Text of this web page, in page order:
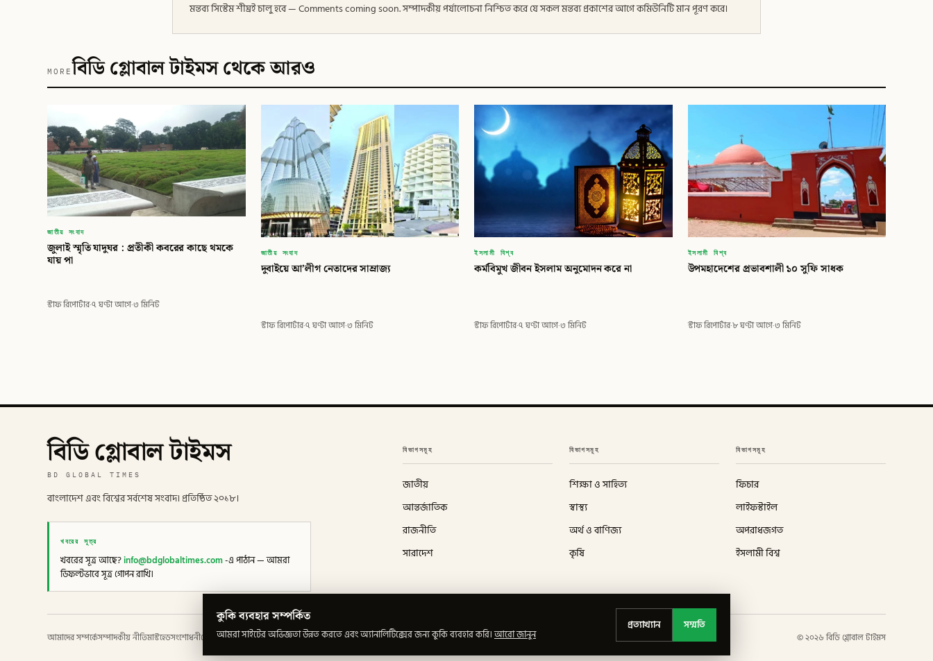
মন্তব্য সিস্টেম শীঘ্রই চালু হবে — Comments coming soon. সম্পাদকীয় পর্যালোচনা নিশ্চিত করে যে সকল মন্তব্য প্রকাশের আগে কমিউনিটি মান পূরণ করে।
MOREবিডি গ্লোবাল টাইমস থেকে আরও
জাতীয় সংবাদ
জুলাই স্মৃতি যাদুঘর : প্রতীকী কবরের কাছে থমকে
যায় পা
স্টাফ রিপোর্টার·৭ ঘণ্টা আগে·৩ মিনিট
জাতীয় সংবাদ
দুবাইয়ে আ’লীগ নেতাদের সাম্রাজ্য
স্টাফ রিপোর্টার·৭ ঘণ্টা আগে·৩ মিনিট
ইসলামী বিশ্ব
কর্মবিমুখ জীবন ইসলাম অনুমোদন করে না
স্টাফ রিপোর্টার·৭ ঘণ্টা আগে·৩ মিনিট
ইসলামী বিশ্ব
উপমহাদেশের প্রভাবশালী ১০ সুফি সাধক
স্টাফ রিপোর্টার·৮ ঘণ্টা আগে·৩ মিনিট
বিডি গ্লোবাল টাইমস
BD GLOBAL TIMES
বাংলাদেশ এবং বিশ্বের সর্বশেষ সংবাদ। প্রতিষ্ঠিত ২০১৮।
খবরের সূত্র
খবরের সূত্র আছে?info@bdglobaltimes.com-এ পাঠান — আমরা
ডিফল্টভাবে সূত্র গোপন রাখি।
বিভাগসমূহ
জাতীয়
আন্তর্জাতিক
রাজনীতি
সারাদেশ
বিভাগসমূহ
শিক্ষা ও সাহিত্য
স্বাস্থ্য
অর্থ ও বাণিজ্য
কৃষি
বিভাগসমূহ
ফিচার
লাইফস্টাইল
অপরাধজগত
ইসলামী বিশ্ব
আমাদের সম্পর্কেসম্পাদকীয় নীতিমাস্টহেডসংশোধনীগোপনীয়তাশর্তাবলী ©২০২৬ বিডি গ্লোবাল টাইমস
কুকি ব্যবহার সম্পর্কিত
আমরা সাইটের অভিজ্ঞতা উন্নত করতে এবং অ্যানালিটিক্সের জন্য কুকি ব্যবহার করি।আরো জানুন
প্রত্যাখ্যান সম্মতি